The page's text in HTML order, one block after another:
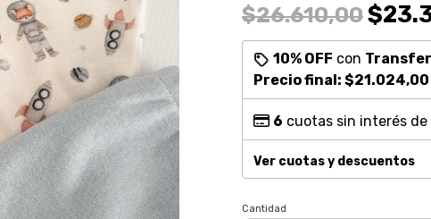
$26.610,00
10% OFF con
Precio final: $21.024,00
6 cuotas sin interés de
Ver cuotas y descuentos
Cantidad